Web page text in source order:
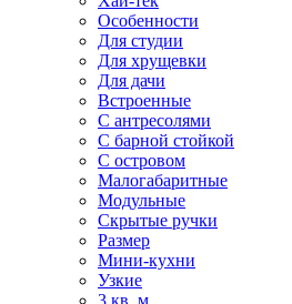
Особенности
Для студии
Для хрущевки
Для дачи
Встроенные
С антресолями
С барной стойкой
С островом
Малогабаритные
Модульные
Скрытые ручки
Размер
Мини-кухни
Узкие
3 кв. м.